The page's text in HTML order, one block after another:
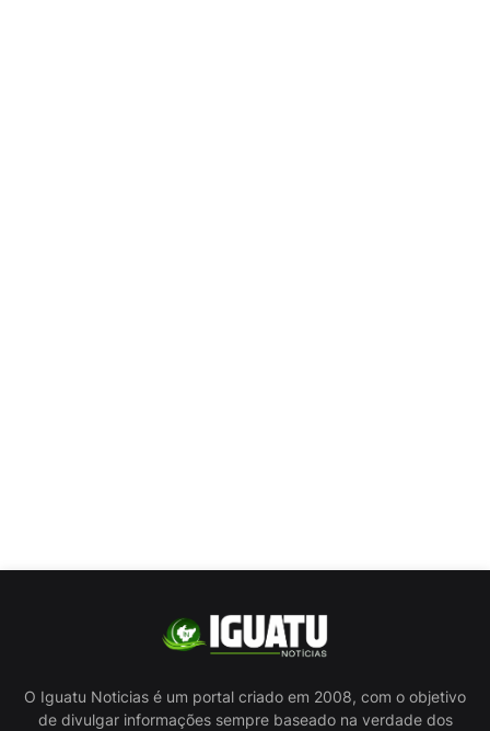
O Iguatu Noticias é um portal criado em 2008, com o objetivo
de divulgar informações sempre baseado na verdade dos